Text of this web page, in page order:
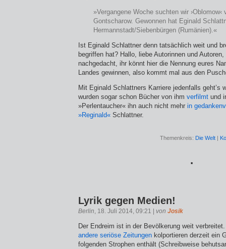
»Vergangene Woche suchten wir ›Oblomow‹
Gontscharow. Gewonnen hat Eginald
Hermannstadt/Siebenbürgen (Rumänien).«
Ist Eginald Schlattner denn tatsächlich weit und
begriffen hat? Hallo, liebe Autorinnen und
nachgedacht, ihr könnt hier die Nennung eures
Landes gewinnen, also kommt mal aus den
Mit Eginald Schlattners Karriere jedenfalls geht’s
wurden sogar schon Bücher von ihm verfilmt und
»Perlentaucher« ihn auch nicht mehr in
»Reginald« Schlattner.
Themenkreis: Die Welt
*
Lyrik gegen Medien!
Berlin, 18. Juli 2014, 09:21 | von Josik
Der Endreim ist in der Bevölkerung weit
andere seriöse Zeitungen kolportieren derzeit ein
folgenden Strophen enthält (Schreibweise